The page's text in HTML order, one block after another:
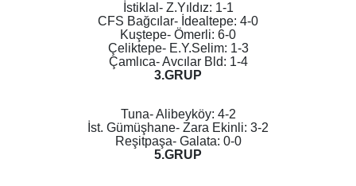
İstiklal- Z.Yıldız: 1-1
CFS Bağcılar- İdealtepe: 4-0
Kuştepe- Ömerli: 6-0
Çeliktepe- E.Y.Selim: 1-3
Çamlıca- Avcılar Bld: 1-4
3.GRUP
Tuna- Alibeyköy: 4-2
İst. Gümüşhane- Zara Ekinli: 3-2
Reşitpaşa- Galata: 0-0
5.GRUP